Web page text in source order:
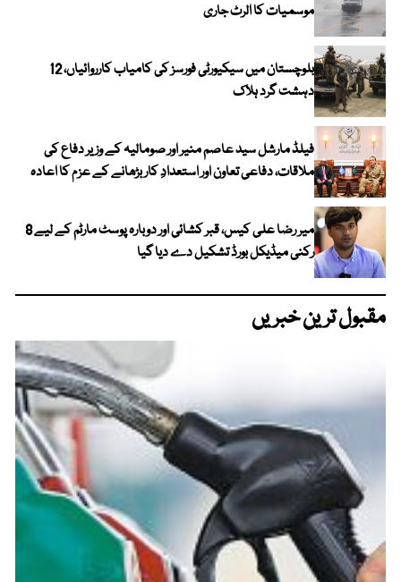
موسمیات کا الرٹ جاری
بلوچستان میں سیکیورٹی فورسز کی کامیاب کارروائیاں، 12
دہشت گرد ہلاک
فیلڈ مارشل سید عاصم منیر اور صومالیہ کے وزیر دفاع کی
ملاقات، دفاعی تعاون اور استعدادِ کار بڑھانے کے عزم کا اعادہ
میر رضا علی کیس، قبر کشائی اور دوبارہ پوسٹ مارٹم کے لیے 8
رکنی میڈیکل بورڈ تشکیل دے دیا گیا
مقبول ترین خبریں